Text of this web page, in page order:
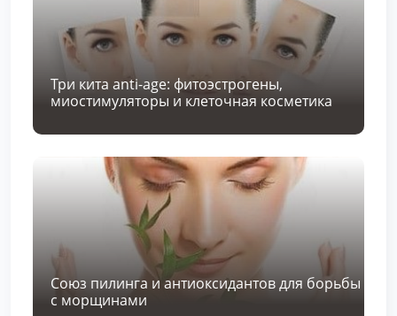
Три кита anti-age: фитоэстрогены,
миостимуляторы и клеточная косметика
Союз пилинга и антиоксидантов для борьбы
с морщинами